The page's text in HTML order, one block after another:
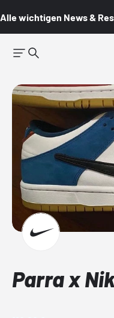
Alle wichtigen News &
Parra x